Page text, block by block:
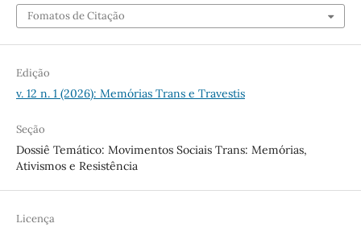
Fomatos de Citação
Edição
v. 12 n. 1 (2026): Memórias Trans e Travestis
Seção
Dossiê Temático: Movimentos Sociais Trans: Memórias,
Ativismos e Resistência
Licença